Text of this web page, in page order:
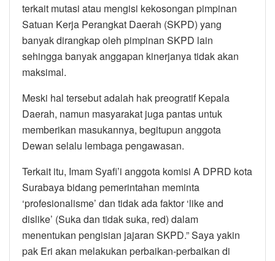
terkait mutasi atau mengisi kekosongan pimpinan
Satuan Kerja Perangkat Daerah (SKPD) yang
banyak dirangkap oleh pimpinan SKPD lain
sehingga banyak anggapan kinerjanya tidak akan
maksimal.
Meski hal tersebut adalah hak preogratif Kepala
Daerah, namun masyarakat juga pantas untuk
memberikan masukannya, begitupun anggota
Dewan selalu lembaga pengawasan.
Terkait itu, Imam Syafi’i anggota komisi A DPRD kota
Surabaya bidang pemerintahan meminta
‘profesionalisme’ dan tidak ada faktor ‘like and
dislike’ (Suka dan tidak suka, red) dalam
menentukan pengisian jajaran SKPD.” Saya yakin
pak Eri akan melakukan perbaikan-perbaikan di